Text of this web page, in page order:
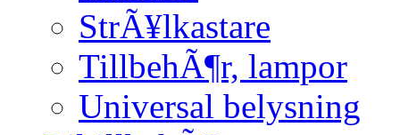
StrÃ¥lkastare
TillbehÃ¶r, lampor
Universal belysning